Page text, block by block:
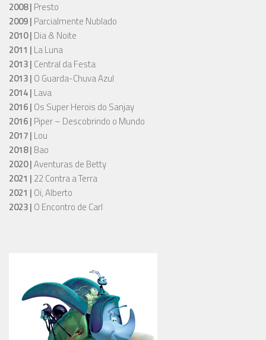
2008 | Presto
2009 | Parcialmente Nublado
2010 | Dia & Noite
2011 | La Luna
2013 | Central da Festa
2013 | O Guarda-Chuva Azul
2014 | Lava
2016 | Os Super Herois do Sanjay
2016 | Piper – Descobrindo o Mundo
2017 | Lou
2018 | Bao
2020 |Aventuras de Betty
2021 | 22 Contra a Terra
2021 | Oi, Alberto
2023 | O Encontro de Carl